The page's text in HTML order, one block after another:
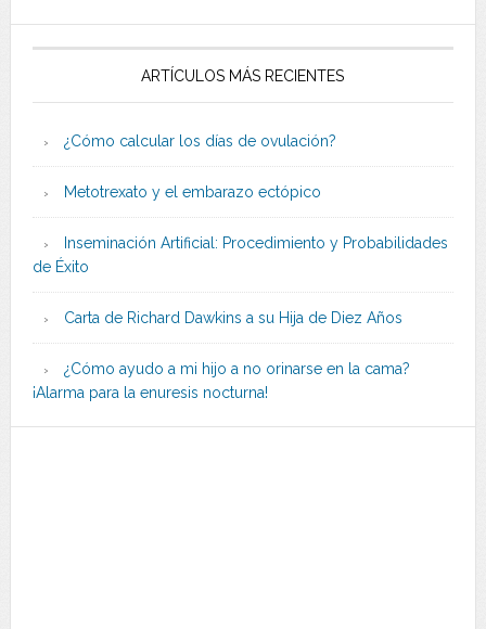
ARTÍCULOS MÁS RECIENTES
¿Cómo calcular los días de ovulación?
Metotrexato y el embarazo ectópico
Inseminación Artificial: Procedimiento y Probabilidades
de Éxito
Carta de Richard Dawkins a su Hija de Diez Años
¿Cómo ayudo a mi hijo a no orinarse en la cama?
¡Alarma para la enuresis nocturna!